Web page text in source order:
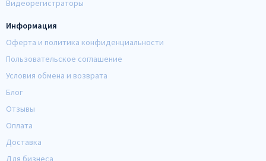
Видеорегистраторы
Информация
Оферта и политика конфиденциальности
Пользовательское соглашение
Условия обмена и возврата
Блог
Отзывы
Оплата
Доставка
Для бизнеса